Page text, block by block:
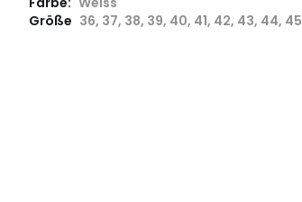
Größe 36, 37, 38, 39, 40, 41, 42, 43, 44, 45